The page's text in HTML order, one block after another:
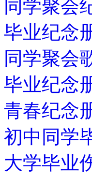
同学聚会
毕业纪念
同学聚会
毕业纪念
青春纪念
初中同学
大学毕业